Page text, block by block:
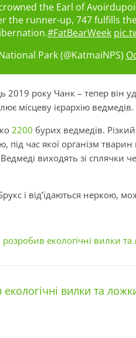
the Earl of
the runner-up, 747 fulfills
#FatBearWeek
Park (@KatmaiNPS)
року Чанк – тепер він
місцеву ієрархію ведмедів.
2200 бурих ведмедів.
під час якої організм
виходять зі сплячки
і від’їдаються неркою,
розробив екологічні вилки
вилки та